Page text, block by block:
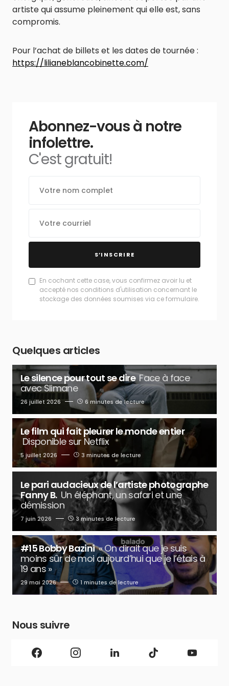
artiste qui assume pleinement qui elle est, sans
compromis.
Pour l’achat de billets et les dates de tournée :
https://lilianeblancobinette.com/
Abonnez-vous à notre
infolettre.
C'est gratuit!
S’INSCRIRE
En cochant cette case, vous confirmez avoir lu et
accepté nos conditions d'utilisation concernant le
stockage des données soumises via ce formulaire.
Quelques articles
Le silence pour tout se dire Face à face
avec Slimane
26 juillet 2026 6 minutes de lecture
Le film qui fait pleurer le monde entier
Disponible sur Netflix
5 juillet 2026 3 minutes de lecture
Le pari audacieux de l’artiste photographe
Fanny B. Un éléphant, un safari et une
démission
7 juin 2026 3 minutes de lecture
#15 Bobby Bazini « On dirait que je suis
moins sûr de moi aujourd’hui que je l’étais à
19 ans »
29 mai 2026 1 minutes de lecture
Nous suivre